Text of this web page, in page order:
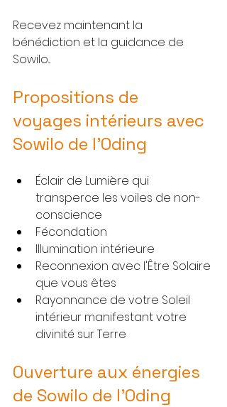
Recevez maintenant la
bénédiction et la guidance de
Sowilo...
Propositions de
voyages intérieurs avec
Sowilo de l'Oding
Éclair de Lumière qui
transperce les voiles de non-
conscience
Fécondation
Illumination intérieure
Reconnexion avec l'Être Solaire
que vous êtes
Rayonnance de votre Soleil
intérieur manifestant votre
divinité sur Terre
Ouverture aux énergies
de Sowilo de l'Oding